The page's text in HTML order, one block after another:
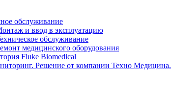
обслуживание
и ввод в эксплуатацию
обслуживание
медицинского оборудования
Fluke Biomedical
Решение от компании Техно Медицина.